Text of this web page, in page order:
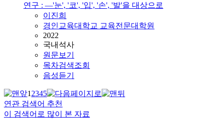
연구 : —'눈', '코', '입', '손', '발'을 대상으로
이진희
경인교육대학교 교육전문대학원
2022
국내석사
원문보기
목차검색조회
음성듣기
12345
연관 검색어 추천
이 검색어로 많이 본 자료